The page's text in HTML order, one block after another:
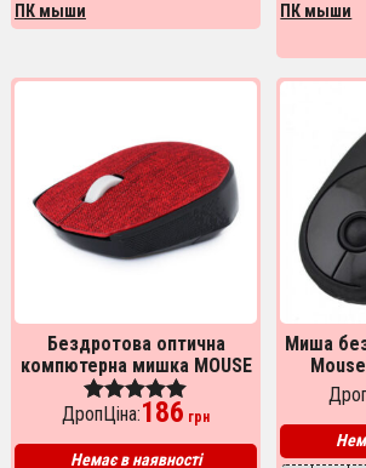
ПК мыши
ПК мыши
Бездротова оптична
компютерна мишка MOUSE
G-319. Колір червоний
Оценка
из 5
ДропЦіна:186 грн
Немає в наявності
Миша